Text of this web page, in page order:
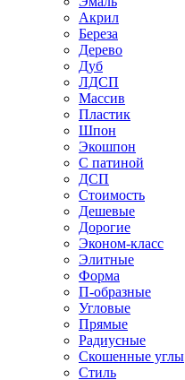
Акрил
Береза
Дерево
Дуб
ЛДСП
Массив
Пластик
Шпон
Экошпон
С патиной
ДСП
Стоимость
Дешевые
Дорогие
Эконом-класс
Элитные
Форма
П-образные
Угловые
Прямые
Радиусные
Скошенные углы
Стиль